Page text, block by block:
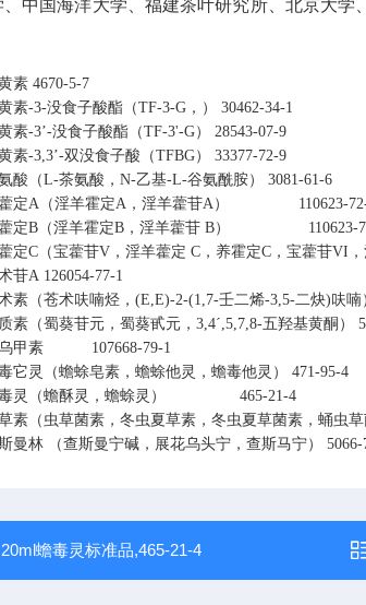
中国海洋大学、福建茶叶研究所、北京大
素4670-5-7
素-3-没食子酸酯（TF-3-G，）
30462-34-1
素-3’-没食子酸酯（TF-3'-G）
28543-07-9
素-3,3’-双没食子酸（TFBG）
33377-72-9
酸（L-茶氨酸，N-乙基-L-谷氨酰胺）
3081-61-6
定A（淫羊霍定A，淫羊藿苷A）
110623-
定B（淫羊霍定B，淫羊藿苷 B）
110623-
定C（宝藿苷V，淫羊藿定 C，养霍定C，宝藿
苷A 126054-77-1
素（苍术呋喃烃，(E,E)-2-(1,7-壬二烯-3,5-二炔)
素（蜀葵苷元，蜀葵甙元，3,4´,5,7,8-五羟基黄酮）
乌甲素
107668-79-1
它灵（蟾蜍皂素，蟾蜍他灵，蟾毒他灵）
471-95-4
毒灵（蟾酥灵，蟾蜍灵）
465-21-4
素（虫草菌素，冬虫夏草素，冬虫夏草菌素，蛹虫草
曼林 （查斯曼宁碱，展花乌头宁，查斯马宁）
5066-
20ml蟾毒灵标准品,465-21-4